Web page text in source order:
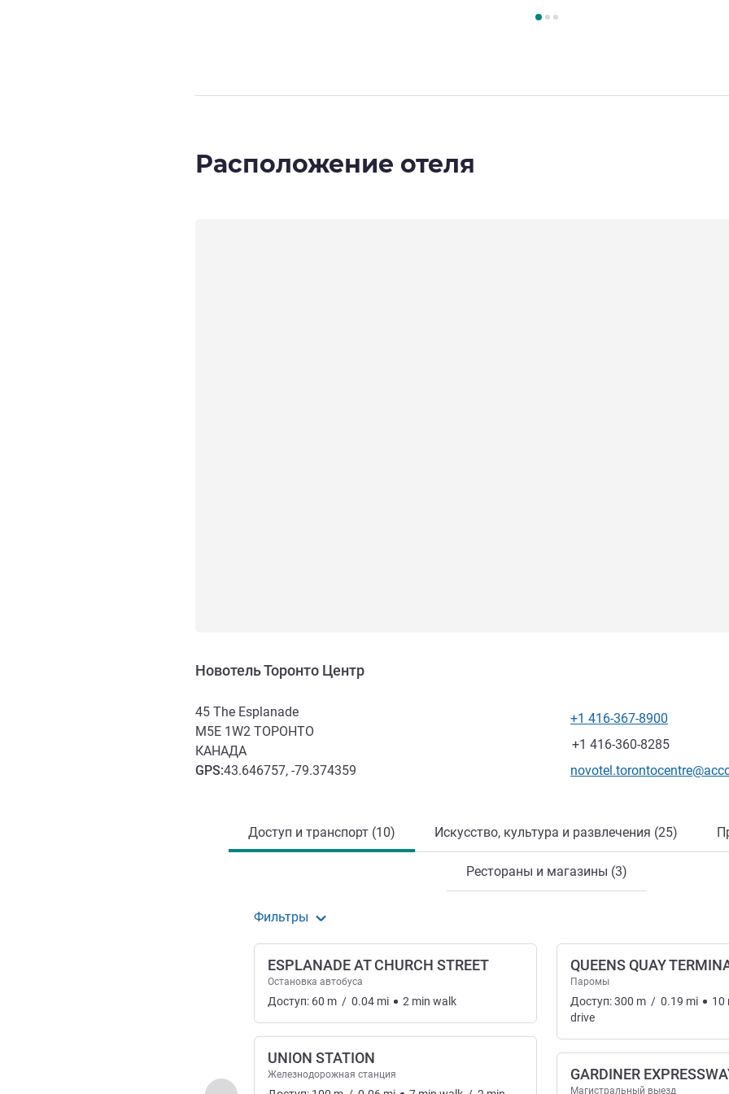
Расположение отеля
Новотель Торонто Центр
45 The Esplanade
M5E 1W2 ТОРОНТО
КАНАДА
GPS:43.646757, -79.374359
Телефон
+1 416-367-8900
Факс
+1 416-360-8285
Контактный адрес
Доступ и транспорт (10) Искусство, культура и развлечения (25)
Рестораны и магазины (3)
Фильтры
ESPLANADE AT CHURCH STREET
Остановка автобуса
Доступ: 60 m / 0.04 mi 2 min walk
UNION STATION
Железнодорожная станция
QUEENS QUAY
Паромы
Доступ:300 m / 0.19 mi 10
drive
GARDINER
Магистральный выезд